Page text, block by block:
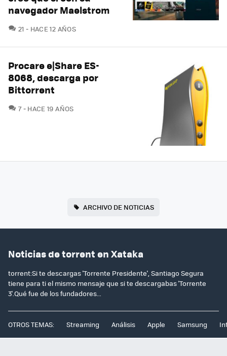
navegador Maelstrom
21 COMENTARIOS
HACE 12 AÑOS
Procare e|Share ES-
8068, descarga por
Bittorrent
7COMENTARIOS
HACE 19 AÑOS
ARCHIVO DE NOTICIAS
Noticias de torrent en Xataka
torrent:Si te descargas 'Torrente Presidente', Santiago Segura
tiene para ti el mismo mensaje que si te descargabas 'Torrente
3'.Qué fue de los fundadores...
OTROS TEMAS: Streaming Análisis Apple Samsung